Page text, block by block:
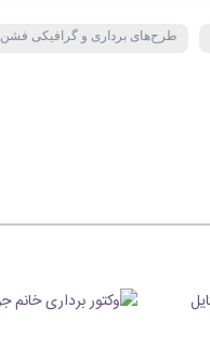
طرح‌های برداری و گرافیکی فشن